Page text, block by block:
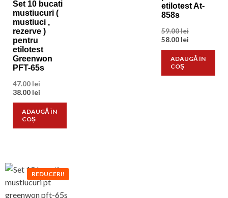
Set 10 bucati
mustiucuri (
mustiuci ,
rezerve )
pentru
etilotest
Greenwon
PFT-65s
47.00leiPrețul
fost:
38.00 lei
este:
ADAUGĂ ÎN
COȘ
etilotest At-
858s
59.00leiPrețul
fost:
58.00 lei
este:
ADAUGĂ ÎN
COȘ
REDUCERI!